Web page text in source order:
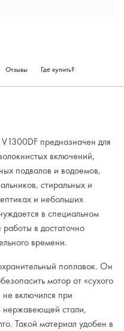
Отзывы Где купить?
предназначен для
включений,
подвалов и водоемов,
стиральных и
и небольших
в специальном
в достаточно
времени.
поплавок. Он
мотор от «сухого
включился при
нержавеющей стали,
Такой материал удобен в